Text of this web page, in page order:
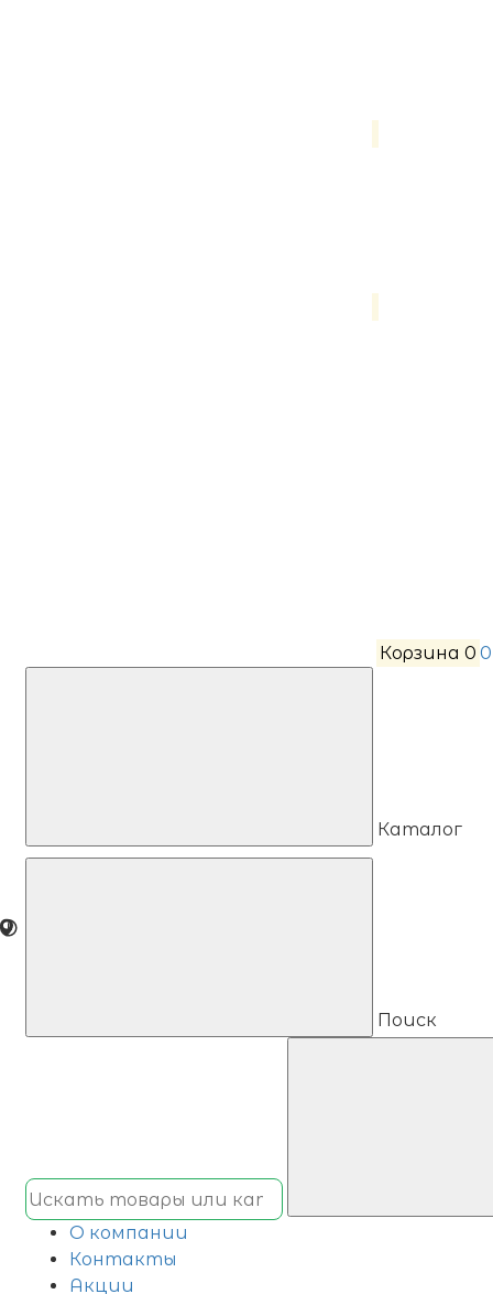
Корзина 0
Каталог
Поиск
О компании
Контакты
Акции